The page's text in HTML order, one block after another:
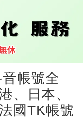
帳號全
、日本、
國TK帳號